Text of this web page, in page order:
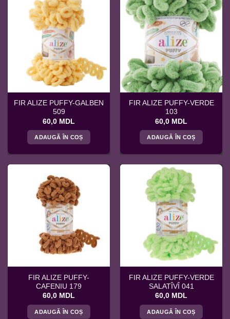
FIR ALIZE PUFFY-GALBEN
509
60,0 MDL
ADAUGĂ ÎN COȘ
FIR ALIZE PUFFY-VERDE
103
60,0 MDL
ADAUGĂ ÎN COȘ
FIR ALIZE PUFFY-
CAFENIU 179
60,0 MDL
ADAUGĂ ÎN COȘ
FIR ALIZE PUFFY-VERDE
SALATÎVÎ 041
60,0 MDL
ADAUGĂ ÎN COȘ